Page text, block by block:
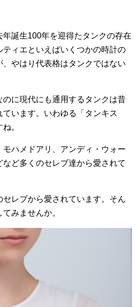
年誕生100年を迎得たタンクの存在
ィエといえばいくつかの時計の
やはり代表格はタンクではない
のに現代にも通用するタンクは昔
います。いわゆる「タンキス
。
ハメドアリ、アンディ・ウォー
ど多くのセレブ達から愛されて
セレブから愛されています。そん
みませんか。